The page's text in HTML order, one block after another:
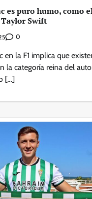
es puro humo, como
Swift
0
en la F1 implica que
la categoría reina del
[…]